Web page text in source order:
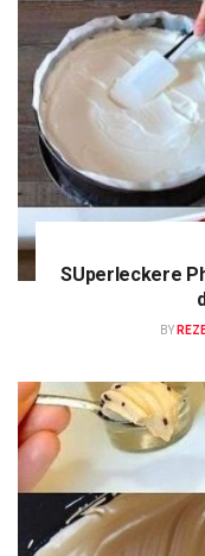
SUperleckere
BY